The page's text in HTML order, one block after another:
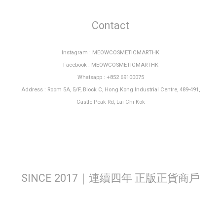
Contact
Instagram : MEOWCOSMETICMARTHK
Facebook : MEOWCOSMETICMARTHK
Whatsapp : +852 69100075
Address : Room 5A, 5/F, Block C, Hong Kong Industrial Centre, 489-491,
Castle Peak Rd, Lai Chi Kok
SINCE 2017｜連續四年 正版正貨商戶